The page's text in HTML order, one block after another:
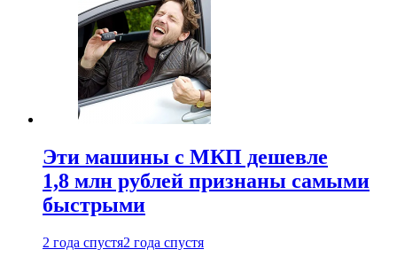
Эти машины с МКП дешевле
1,8 млн рублей признаны самыми
быстрыми
2 года спустя2 года спустя